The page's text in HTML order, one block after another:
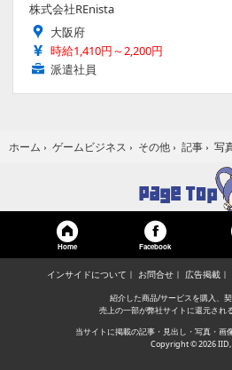
株式会社REnista
大阪府
時給1,410円～2,200円
派遣社員
ホーム › ゲームビジネス › その他 › 記事 › 写
Home Facebook
インサイドについて お問合せ 広告掲載
紹介した商品/サービスを購入、契
売上の一部が弊社サイトに還元され
当サイトに掲載の記事・見出し・写真・画
Copyright © 2026